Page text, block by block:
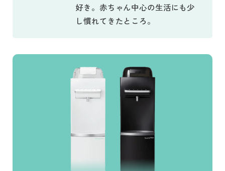
好き。赤ちゃん中心の生活にも少
し慣れてきたところ。